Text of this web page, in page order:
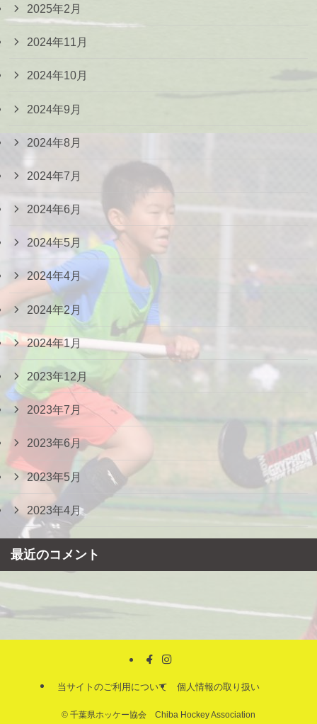
2025年2月
2024年11月
2024年10月
2024年9月
2024年8月
2024年7月
2024年6月
2024年5月
2024年4月
2024年2月
2024年1月
2023年12月
2023年7月
2023年6月
2023年5月
2023年4月
最近のコメント
当サイトのご利用について 個人情報の取り扱い
© 千葉県ホッケー協会 Chiba Hockey Association